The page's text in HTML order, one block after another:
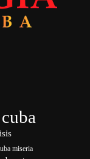
cuba
miseria